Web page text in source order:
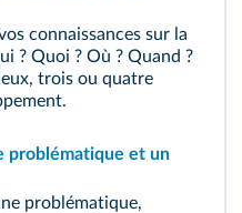
connaissances sur la
? Quoi ? Où ? Quand ?
trois ou quatre
problématique et un
problématique,